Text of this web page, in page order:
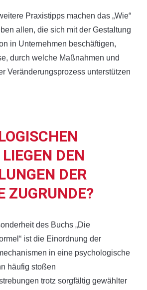
Praxistipps machen das „Wie“
allen, die sich mit der Gestaltung
in Unternehmen beschäftigen,
durch welche Maßnahmen und
Veränderungsprozess unterstützen
DEN
DER
ZUGRUNDE?
des Buchs „Die
ist die Einordnung der
in eine psychologische
häufig stoßen
trotz sorgfältig gewählter